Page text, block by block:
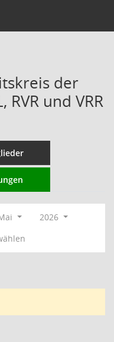
der
und VRR
2026